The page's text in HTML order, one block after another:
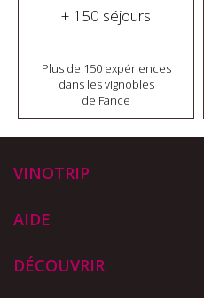
+ 150 séjours
Plus de 150 expériences
dans les vignobles
de Fance
VINOTRIP
AIDE
DÉCOUVRIR